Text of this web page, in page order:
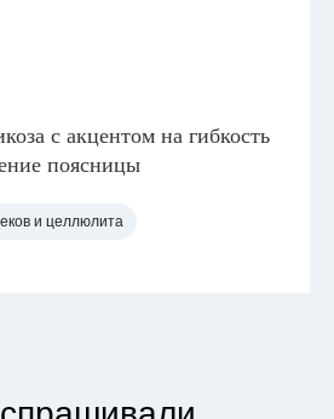
с акцентом на гибкость
поясницы
и целлюлита